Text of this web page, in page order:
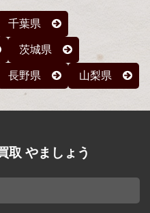
千葉県
茨城県
長野県 山梨県
取 やましょう